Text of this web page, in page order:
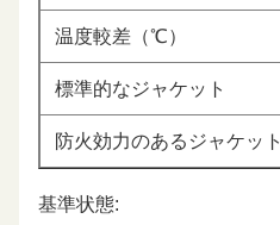
温度較差（℃）
標準的なジャケット
防火効力のあるジャケット
基準状態: